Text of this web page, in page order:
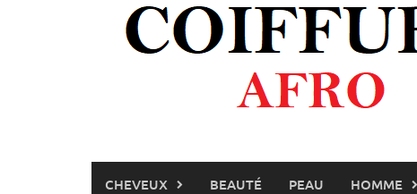
CHEVEUX BEAUTÉ PEAU HOMME